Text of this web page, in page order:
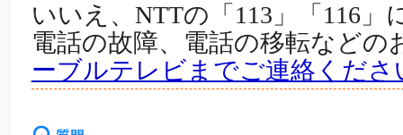
いいえ、NTTの「113」「116
電話の故障、電話の移転などの
ーブルテレビまでご連絡くださ